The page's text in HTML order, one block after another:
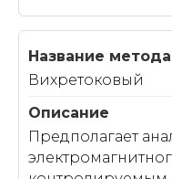
Вихретоковый
Предполагает